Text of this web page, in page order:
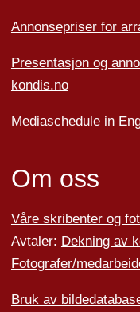
Annonsepriser for
Presentasjon og
kondis.no
Mediaschedule in
Om oss
Våre skribenter og
Avtaler: Dekning av
Fotografer/
Bruk av